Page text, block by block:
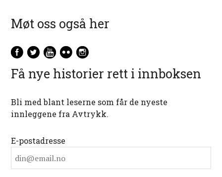
Møt oss også her
Få nye historier rett i innboksen
Bli med blant leserne som får de nyeste
innleggene fra Avtrykk.
E-postadresse